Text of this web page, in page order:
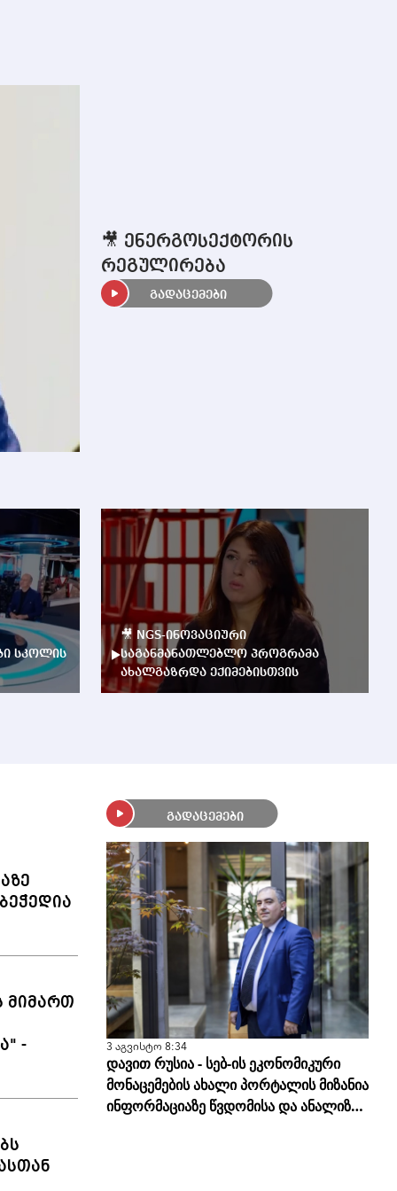
🎥 ენერგოსექტორის
რეგულირება
გადაცემები
სკოლის
🎥 NGS-ინოვაციური
საგანმანათლებლო პროგრამა
ახალგაზრდა ექიმებისთვის
მიმართ
-
გადაცემები
3 აგვისტო 8:34
დავით რუსია - სებ-ის ეკონომიკური
მონაცემების ახალი პორტალის მიზანია
ინფორმაციაზე წვდომისა და ანალიზის